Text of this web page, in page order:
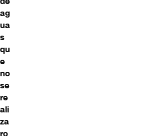
ag
ua
s
qu
e
no
se
re
ali
za
ro